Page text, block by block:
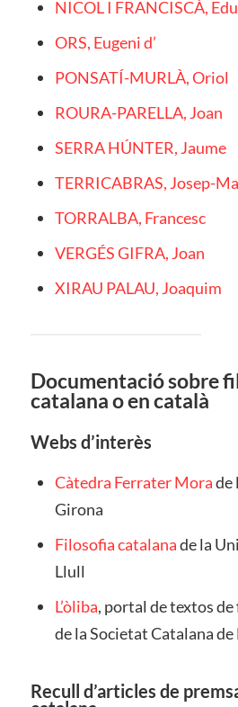
NICOL I FRANCISCÀ,
ORS, Eugeni d’
PONSATÍ-MURLÀ, Oriol
ROURA-PARELLA, Joan
SERRA HÚNTER, Jaume
TERRICABRAS, Josep-
TORRALBA, Francesc
VERGÉS GIFRA, Joan
XIRAU PALAU, Joaquim
Documentació sobre
catalana o en català
Webs d’interès
Càtedra Ferrater Morade
Girona
Filosofia catalanade la
Llull
L’òliba, portal de textos
de la Societat Catalana
Recull d’articles de